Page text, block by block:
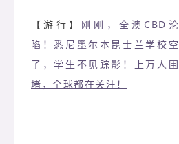
【游行】 刚刚，全澳CBD沦
陷！悉尼墨尔本昆士兰学校空
了，学生不见踪影！上万人围
堵，全球都在关注！